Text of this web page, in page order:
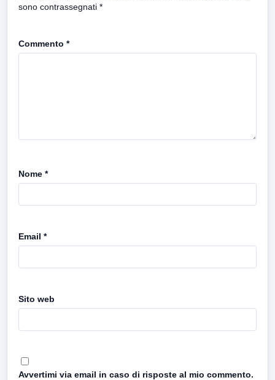
sono contrassegnati *
Commento *
Nome *
Email *
Sito web
Avvertimi via email in caso di risposte al mio commento.